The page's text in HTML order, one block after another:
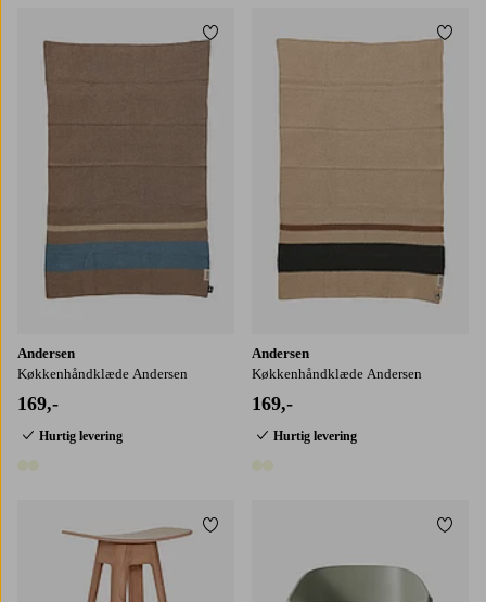
Andersen
Køkkenhåndklæde Andersen
169,-
Hurtig levering
Tilføj til favoritter
Andersen
Køkkenhåndklæde Andersen
169,-
Hurtig levering
Tilføj til favoritter